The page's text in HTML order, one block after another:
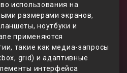
использования на
размерами экранов,
ноутбуки и
применяются
такие как медиа-запросы
grid) и адаптивные
интерфейса